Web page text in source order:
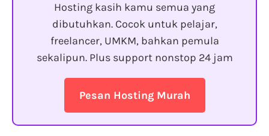
Hosting kasih kamu semua yang
dibutuhkan. Cocok untuk pelajar,
freelancer, UMKM, bahkan pemula
sekalipun. Plus support nonstop 24 jam
Pesan Hosting Murah